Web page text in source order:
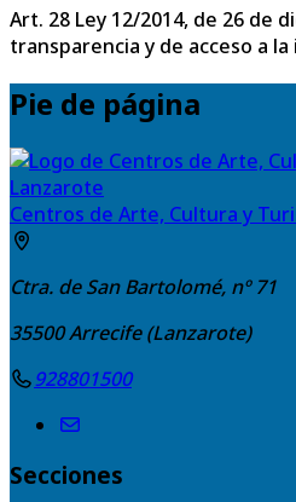
Art. 28 Ley 12/2014, de 26 de
transparencia y de acceso a
Pie de página
Centros de Arte, Cultura y
Ctra. de San Bartolomé, nº 71
35500Arrecife (Lanzarote)
928801500
Secciones